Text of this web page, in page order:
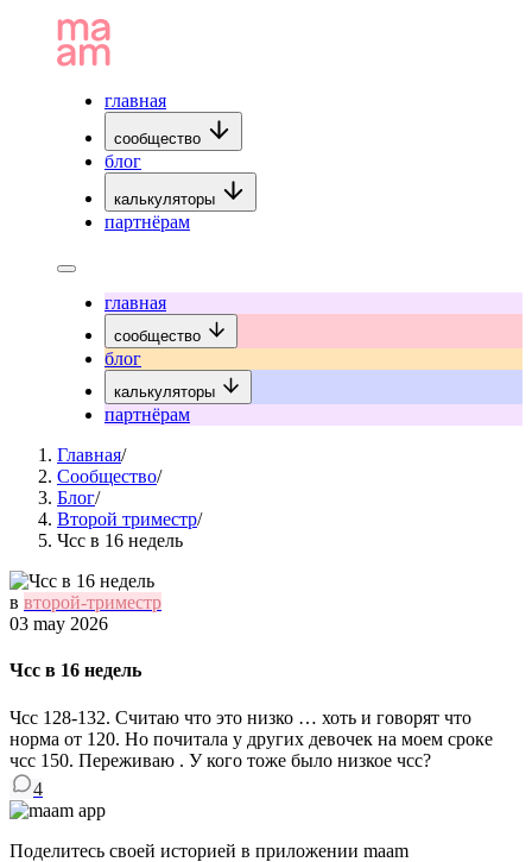
главная
сообщество
блог
калькуляторы
партнёрам
главная
сообщество
блог
калькуляторы
партнёрам
Главная/
Сообщество/
Блог/
Второй триместр/
Чсс в 16 недель
в второй-триместр
03 may 2026
Чсс в 16 недель
Чсс 128-132. Считаю что это низко … хоть и говорят что
норма от 120. Но почитала у других девочек на моем сроке
чсс 150. Переживаю . У кого тоже было низкое чсс?
4
Поделитесь своей историей в приложении maam